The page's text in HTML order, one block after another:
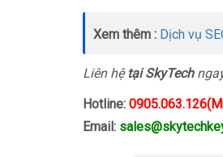
Xem thêm : Dịch vụ
Liên hệ tại SkyTech
Hotline:
Email: